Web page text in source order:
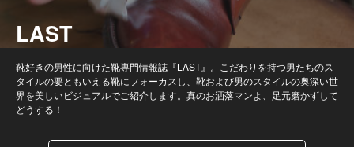
LAST
靴好きの男性に向けた靴専門情報誌『LAST』。こだわりを持つ男たちのス
タイルの要ともいえる靴にフォーカスし、靴および男のスタイルの奥深い世
界を美しいビジュアルでご紹介します。真のお洒落マンよ、足元磨かずして
どうする！